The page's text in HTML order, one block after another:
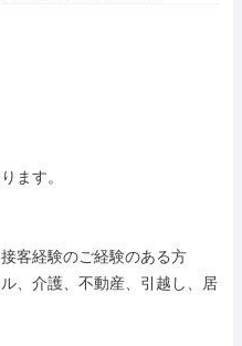
ます。
客経験のご経験のある方
、介護、不動産、引越し、居